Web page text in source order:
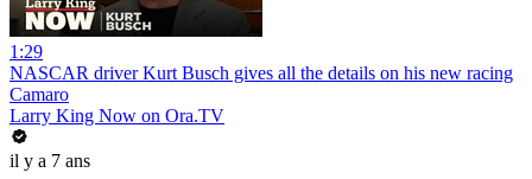
1:29
NASCAR driver Kurt Busch gives all the details on his new racing
Camaro
Larry King Now on Ora.TV
il y a 7 ans